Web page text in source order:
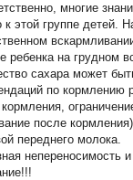
многие
к этой группе детей.
ребенка на грудном
сахара может
по кормлению
после
переднего молока.
непереносимость